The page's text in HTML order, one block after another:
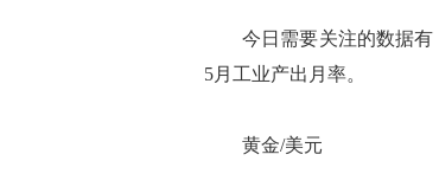
今日需要关注的数据有，
5月工业产出月率。
黄金/美元